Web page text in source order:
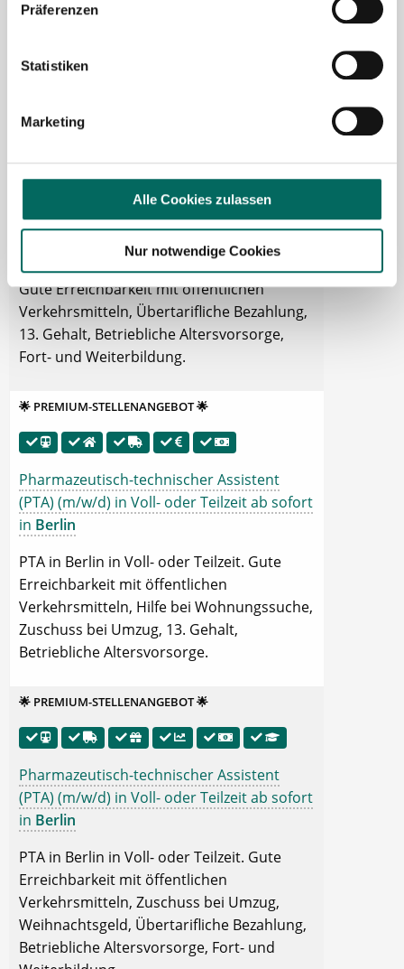
Präferenzen
Statistiken
Marketing
Alle Cookies zulassen
Nur notwendige Cookies
Betriebliche Altersvorsorge, Fort- und
Pharmazeutisch-technischer Assistent
(PTA) (m/w/d) in Voll- oder Teilzeit ab sofort
PTA in Bergheim in Voll- oder Teilzeit.
Tankgutschein bzw. Fahrtkostenzuschuss,
Gute Erreichbarkeit mit öffentlichen
Verkehrsmitteln, Übertarifliche Bezahlung,
13. Gehalt, Betriebliche Altersvorsorge,
Fort- und Weiterbildung.
🌟 PREMIUM-STELLENANGEBOT 🌟
Pharmazeutisch-technischer Assistent
(PTA) (m/w/d) in Voll- oder Teilzeit ab sofort
in Berlin
PTA in Berlin in Voll- oder Teilzeit. Gute
Erreichbarkeit mit öffentlichen
Verkehrsmitteln, Hilfe bei Wohnungssuche,
Zuschuss bei Umzug, 13. Gehalt,
Betriebliche Altersvorsorge.
🌟 PREMIUM-STELLENANGEBOT 🌟
Pharmazeutisch-technischer Assistent
(PTA) (m/w/d) in Voll- oder Teilzeit ab sofort
in Berlin
PTA in Berlin in Voll- oder Teilzeit. Gute
Erreichbarkeit mit öffentlichen
Verkehrsmitteln, Zuschuss bei Umzug,
Weihnachtsgeld, Übertarifliche Bezahlung,
Betriebliche Altersvorsorge, Fort- und